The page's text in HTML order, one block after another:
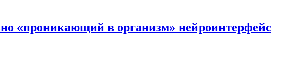
«проникающий в организм» нейроинтерфейс